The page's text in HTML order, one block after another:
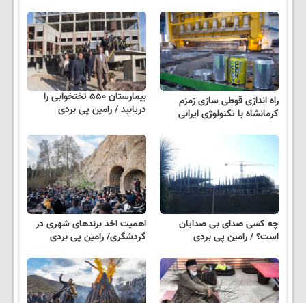
راه اندازی قوطی سازی زمزم
کرمانشاه با تکنولوژی ایرانی
بیمارستان ۵۵۰ تختخوابی را
دریابید / رامین پی بردی
چه کسی صدای بی صدایان
است؟ / رامین پی بردی
اهمیت اخذ برندهای شهری در
گردشگری/ رامین پی بردی